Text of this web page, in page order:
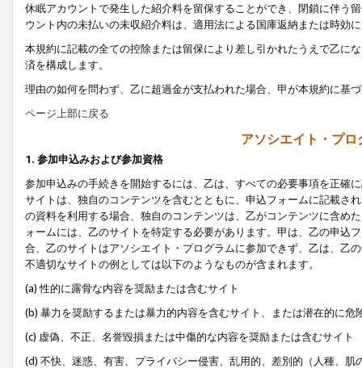
休眠アカウントで発生した紹介料を留保することができ、閉鎖に伴う
ウント内の未払いの未収紹介料は、適用法による国庫返納または時効
本規約に記載の全ての控除または留保により差し引かれたうえで乙に
済を構成します。
理由の如何を問わず、乙に超過金が支払われた場合、甲が本規約に基
ページ上部に戻る
アソシエイト・プ
1. 参加申込みおよび参加資格
参加申込みの手続きを開始するには、乙は、すべての必要事項を正確
サイトは、独自のコンテンツを含むとともに、申込フォームに記載さ
の資料を利用する場合、独自のコンテンツは、乙がコンテンツに含め
ォームには、乙のサイトを特定する必要があります。甲は、乙の申込
合、乙のサイトはアソシエイト・プログラムに参加できず、乙は、乙
不適切なサイトの例としては以下のようなものが含まれます。
(a) 性的に露骨な内容を奨励または含むサイト
(b) 暴力を奨励するまたは暴力的内容を含むサイト、または潜在的に
(c) 虚偽、不正、名誉毀損または中傷的な内容を奨励または含むサイト
(d) 不快、迷惑、有害、プライバシー侵害、乱用的、差別的（人種、